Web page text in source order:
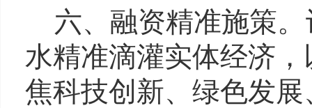
六、融资精准施策
水精准滴灌实体经济
焦科技创新、绿色发